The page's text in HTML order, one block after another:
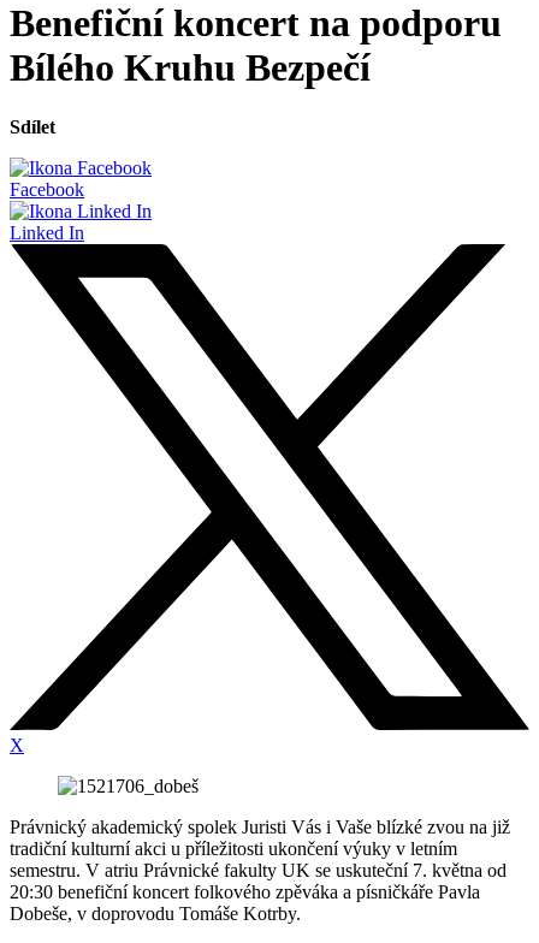
Benefiční koncert na podporu
Bílého Kruhu Bezpečí
Sdílet
Facebook
Linked In
X
Právnický akademický spolek Juristi Vás i Vaše blízké zvou na již
tradiční kulturní akci u příležitosti ukončení výuky v letním
semestru. V atriu Právnické fakulty UK se uskuteční 7. května od
20:30 benefiční koncert folkového zpěváka a písničkáře Pavla
Dobeše, v doprovodu Tomáše Kotrby.